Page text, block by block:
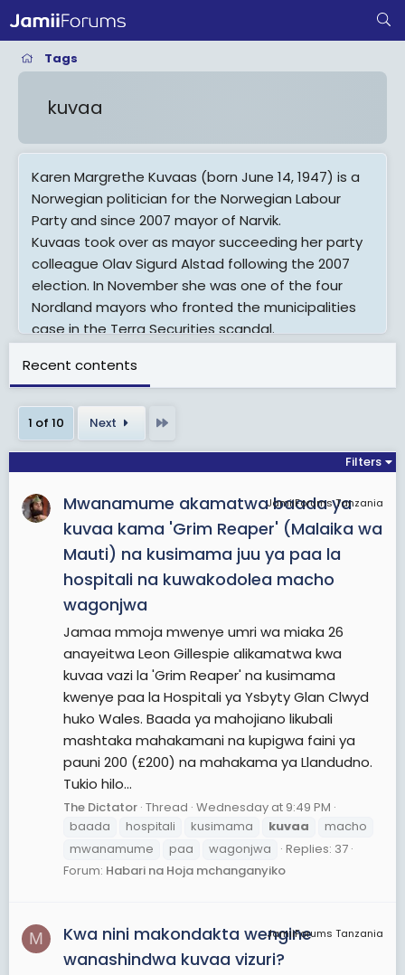
Tags
kuvaa
Karen Margrethe Kuvaas (born June 14, 1947) is a
Norwegian politician for the Norwegian Labour
Party and since 2007 mayor of Narvik.
Kuvaas took over as mayor succeeding her party
colleague Olav Sigurd Alstad following the 2007
election. In November she was one of the four
Nordland mayors who fronted the municipalities
case in the Terra Securities scandal.
View More On Wikipedia.org
Recent contents
1 of 10 Next
Filters
JamiiForums Tanzania
Mwanamume akamatwa baada ya
kuvaa kama 'Grim Reaper' (Malaika wa
Mauti) na kusimama juu ya paa la
hospitali na kuwakodolea macho
wagonjwa
Jamaa mmoja mwenye umri wa miaka 26
anayeitwa Leon Gillespie alikamatwa kwa
kuvaa vazi la 'Grim Reaper' na kusimama
kwenye paa la Hospitali ya Ysbyty Glan Clwyd
huko Wales. Baada ya mahojiano likubali
mashtaka mahakamani na kupigwa faini ya
pauni 200 (£200) na mahakama ya Llandudno.
Tukio hilo...
The Dictator Thread Wednesday at 9:49 PM
baada
hospitali kusimama kuvaa
macho
mwanamume
paa wagonjwa
Replies: 37
Forum: Habari na Hoja mchanganyiko
M JamiiForums Tanzania
Kwa nini makondakta wengine
wanashindwa kuvaa vizuri?